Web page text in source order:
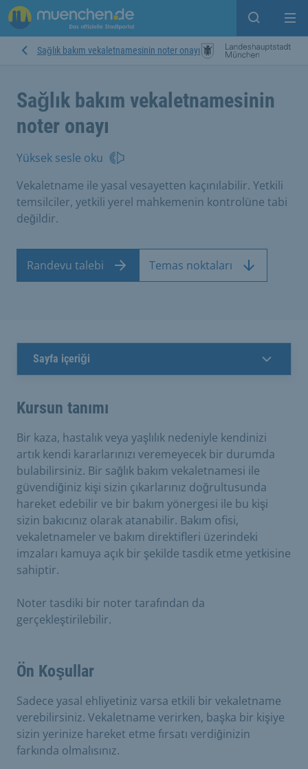
Open
Sağlık bakım vekaletnamesinin noter onayı
Sağlık bakım vekaletnamesinin
noter onayı
Yüksek sesle oku
Vekaletname ile yasal vesayetten kaçınılabilir. Yetkili
temsilciler, yetkili yerel mahkemenin kontrolüne tabi
değildir.
Randevu talebi Temas noktaları
Sayfa içeriği
Kursun tanımı
Bir kaza, hastalık veya yaşlılık nedeniyle kendinizi
artık kendi kararlarınızı veremeyecek bir durumda
bulabilirsiniz. Bir sağlık bakım vekaletnamesi ile
güvendiğiniz kişi sizin çıkarlarınız doğrultusunda
hareket edebilir ve bir bakım yönergesi ile bu kişi
sizin bakıcınız olarak atanabilir. Bakım ofisi,
vekaletnameler ve bakım direktifleri üzerindeki
imzaları kamuya açık bir şekilde tasdik etme yetkisine
sahiptir.
Noter tasdiki bir noter tarafından da
gerçekleştirilebilir.
Ön Koşullar
Sadece yasal ehliyetiniz varsa etkili bir vekaletname
verebilirsiniz. Vekaletname verirken, başka bir kişiye
sizin yerinize hareket etme fırsatı verdiğinizin
farkında olmalısınız.